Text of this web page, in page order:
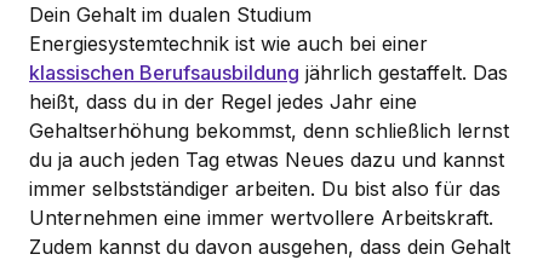
Dein Gehalt im dualen Studium
Energiesystemtechnik ist wie auch bei einer
klassischen Berufsausbildung jährlich gestaffelt. Das
heißt, dass du in der Regel jedes Jahr eine
Gehaltserhöhung bekommst, denn schließlich lernst
du ja auch jeden Tag etwas Neues dazu und kannst
immer selbstständiger arbeiten. Du bist also für das
Unternehmen eine immer wertvollere Arbeitskraft.
Zudem kannst du davon ausgehen, dass dein Gehalt